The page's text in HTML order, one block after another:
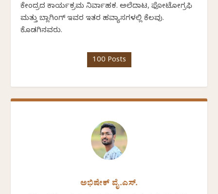
ಕೇಂದ್ರದ ಕಾರ್ಯಕ್ರಮ ನಿರ್ವಾಹಕ. ಅಲೆದಾಟ, ಫೋಟೋಗ್ರಫಿ
ಮತ್ತು ಬ್ಲಾಗಿಂಗ್ ಇವರ ಇತರ ಹವ್ಯಾಸಗಳಲ್ಲಿ ಕೆಲವು.
ಕೊಡಗಿನವರು.
100 Posts
ಅಭಿಷೇಕ್ ವೈ.ಎಸ್.